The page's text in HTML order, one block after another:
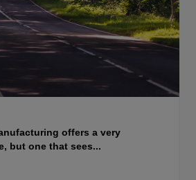
offers a very
but one that sees...